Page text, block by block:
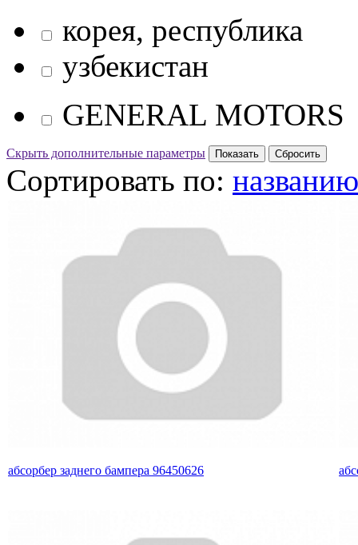
корея, республика
узбекистан
GENERAL MOTORS
Скрыть дополнительные параметры
Сортировать по:
абсорбер заднего бампера 96450626